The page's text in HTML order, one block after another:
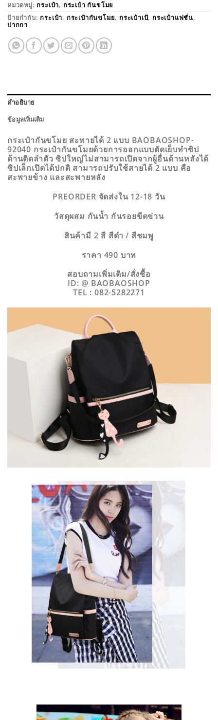
หมวดหมู่:กระเป๋า, กระเป๋า กันขโมย
ป้ายกำกับ:กระเป๋า, กระเป๋ากันขโมย,กระเป๋าเป้,กระเป๋าแฟชั่น,
ปากกา
คำอธิบาย
ข้อมูลเพิ่มเติม
กระเป๋ากันขโมย สะพายได้ 2 แบบ BAOBAOSHOP-
92040 กระเป๋ากันขโมยด้วยการออกแบบตัดเย็บทำซิป
ด้านติดลำตัว ซิปใหญ่ไม่สามารถเปิดจากผู้อื่นด้านหลังได้
ซิปเล็กเปิดได้ปกติ สามารถปรับใช้สายได้ 2 แบบ คือ
สะพายข้าง และสะพายหลัง
PREORDER จัดส่งใน 12-18 วัน
วัสดุผสม กันน้ำ กันรอยขีดข่วน
สินค้ามี 2 สี สีดำ / สีชมพู
ราคา 490 บาท
สอบถามเพิ่มเติม/สั่งซื้อ
ID: @ BAOBAOSHOP
TEL : 082-5282271